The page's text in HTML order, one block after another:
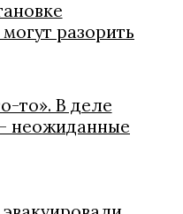
разорить
то». В деле
неожиданные